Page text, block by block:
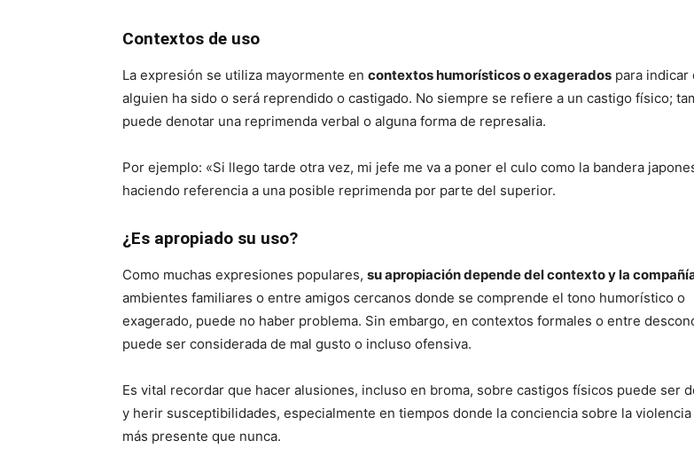
Contextos de uso
La expresión se utiliza mayormente en contextos humorísticos o exagerados para indicar
alguien ha sido o será reprendido o castigado. No siempre se refiere a un castigo físico;
puede denotar una reprimenda verbal o alguna forma de represalia.
Por ejemplo: «Si llego tarde otra vez, mi jefe me va a poner el culo como la bandera
haciendo referencia a una posible reprimenda por parte del superior.
¿Es apropiado su uso?
Como muchas expresiones populares, su apropiación depende del contexto y la
ambientes familiares o entre amigos cercanos donde se comprende el tono humorístico o
exagerado, puede no haber problema. Sin embargo, en contextos formales o entre
puede ser considerada de mal gusto o incluso ofensiva.
Es vital recordar que hacer alusiones, incluso en broma, sobre castigos físicos puede ser
y herir susceptibilidades, especialmente en tiempos donde la conciencia sobre la violencia
más presente que nunca.